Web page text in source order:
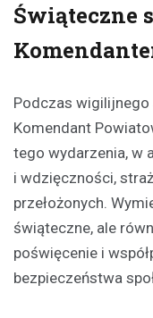
Świąteczne
Podczas wigilijnego
Komendant
tego wydarzenia, w
i wdzięczności,
przełożonych.
świąteczne, ale
poświęcenie i
bezpieczeństwa